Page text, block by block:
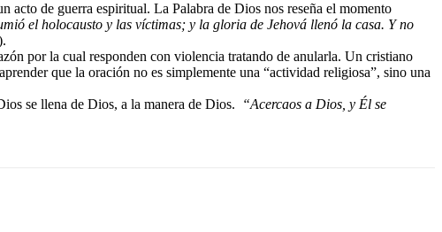
acto de guerra espiritual. La Palabra de Dios nos reseña el momento
el holocausto y las víctimas; y la gloria de Jehová llenó la casa. Y no
por la cual responden con violencia tratando de anularla. Un cristiano
que la oración no es simplemente una “actividad religiosa”, sino una
se llena de Dios, a la manera de Dios.
“Acercaos a Dios, y Él se